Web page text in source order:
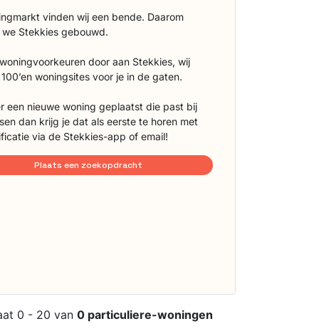
vinden wij een bende. Daarom
Stekkies gebouwd.
door aan Stekkies, wij
woningsites voor je in de gaten.
een nieuwe woning geplaatst die past bij
dan krijg je dat als eerste te horen met
via de Stekkies-app of email!
Plaats een zoekopdracht
0 - 20 van 0 particuliere-woningen